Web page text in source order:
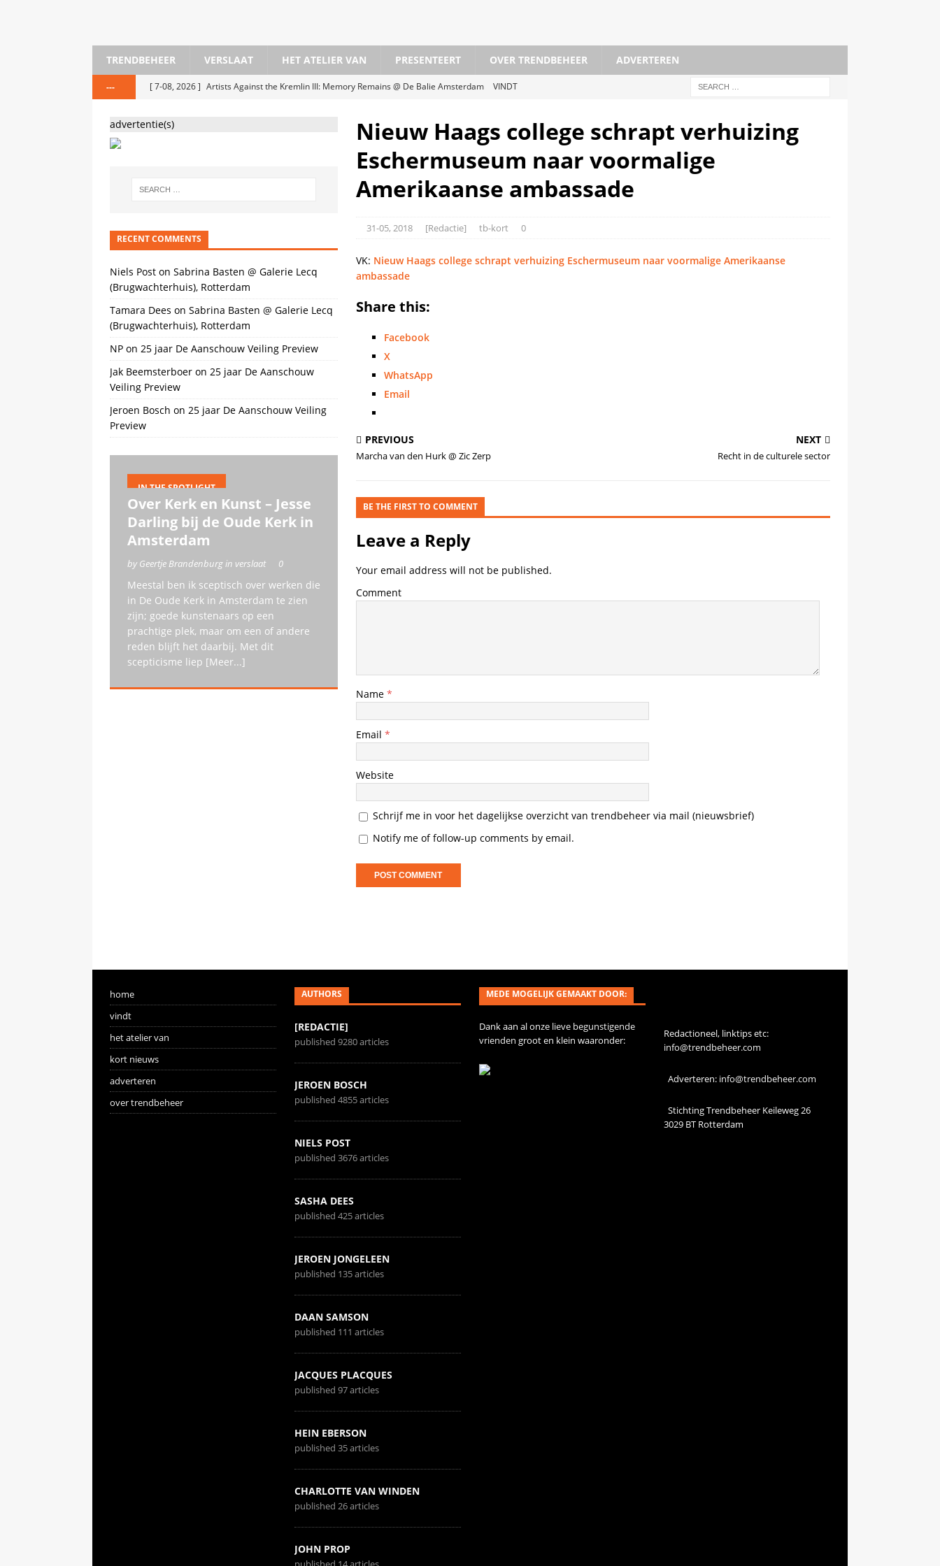
TRENDBEHEER VERSLAAT HET ATELIER VAN PRESENTEERT OVER TRENDBEHEER ADVERTEREN
--- [ 7-08, 2026 ] Artists Against the Kremlin III: Memory Remains @ De Balie Amsterdam
VINDT
Stedelijk Museum Amsterdam X Blikopeners X ABN Amro Kunstprijs
VINDT
The Message As Medium @ Cacaofabriek Helmond
VINDT
[ 30-01, 2026 ]
Sleepy Eyes Film Festival @Westeinde, Den Haag
VINDT
[ 2-12, 2025 ] Oscar Peters bij Horizonverticaal en met vrienden bij 37PK in Haarlem
Nieuw Haags college schrapt verhuizing
Eschermuseum naar voormalige
Amerikaanse ambassade
31-05, 2018 [Redactie] tb-kort 0
VK: Nieuw Haags college schrapt verhuizing Eschermuseum naar voormalige Amerikaanse
ambassade
Share this:
Facebook
X
WhatsApp
Email
PREVIOUS
Marcha van den Hurk @ Zic Zerp
NEXT
Recht in de culturele sector
BE THE FIRST TO COMMENT
Leave a Reply
Your email address will not be published.
Comment
Name *
Email *
Website
Schrijf me in voor het dagelijkse overzicht van trendbeheer via mail (nieuwsbrief)
Notify me of follow-up comments by email.
advertentie(s)
RECENT COMMENTS
Niels Post on Sabrina Basten @ Galerie Lecq
(Brugwachterhuis), Rotterdam
Tamara Dees on Sabrina Basten @ Galerie Lecq
(Brugwachterhuis), Rotterdam
NP on 25 jaar De Aanschouw Veiling Preview
Jak Beemsterboer on 25 jaar De Aanschouw
Veiling Preview
Jeroen Bosch on 25 jaar De Aanschouw Veiling
Preview
IN THE SPOTLIGHT
Over Kerk en Kunst – Jesse
Darling bij de Oude Kerk in
Amsterdam
by Geertje Brandenburg in verslaat 0
Meestal ben ik sceptisch over werken die
in De Oude Kerk in Amsterdam te zien
zijn; goede kunstenaars op een
prachtige plek, maar om een of andere
reden blijft het daarbij. Met dit
scepticisme liep [Meer...]
home
vindt
het atelier van
kort nieuws
adverteren
over trendbeheer
AUTHORS
[REDACTIE]
published 9280 articles
JEROEN BOSCH
published 4855 articles
NIELS POST
published 3676 articles
SASHA DEES
published 425 articles
JEROEN JONGELEEN
published 135 articles
DAAN SAMSON
published 111 articles
JACQUES PLACQUES
published 97 articles
HEIN EBERSON
published 35 articles
CHARLOTTE VAN WINDEN
published 26 articles
JOHN PROP
MEDE MOGELIJK GEMAAKT DOOR:
Dank aan al onze lieve begunstigende
vrienden groot en klein waaronder:
Redactioneel, linktips etc:
info@trendbeheer.com
Adverteren: info@trendbeheer.com
Stichting Trendbeheer Keileweg 26
3029 BT Rotterdam